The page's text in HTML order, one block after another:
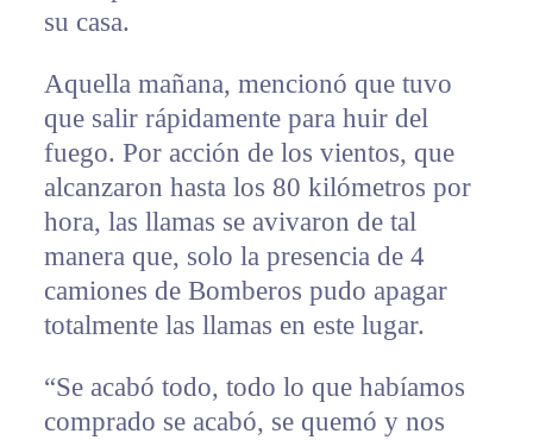
su casa.
Aquella mañana, mencionó que tuvo
que salir rápidamente para huir del
fuego. Por acción de los vientos, que
alcanzaron hasta los 80 kilómetros por
hora, las llamas se avivaron de tal
manera que, solo la presencia de 4
camiones de Bomberos pudo apagar
totalmente las llamas en este lugar.
“Se acabó todo, todo lo que habíamos
comprado se acabó, se quemó y nos